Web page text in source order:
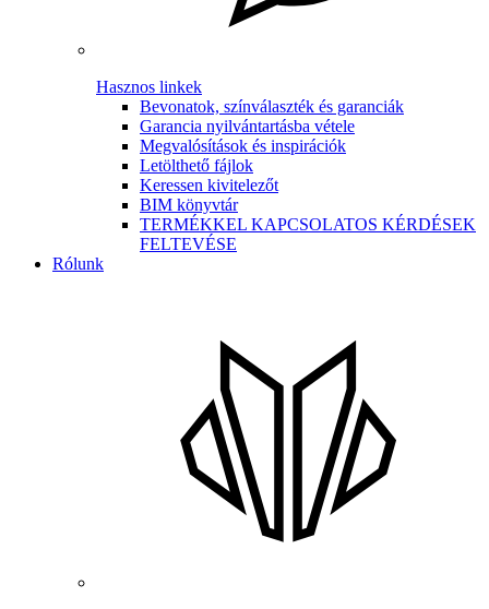
Hasznos linkek
Bevonatok, színválaszték és garanciák
Garancia nyilvántartásba vétele
Megvalósítások és inspirációk
Letölthető fájlok
Keressen kivitelezőt
BIM könyvtár
TERMÉKKEL KAPCSOLATOS KÉRDÉSEK
FELTEVÉSE
Rólunk